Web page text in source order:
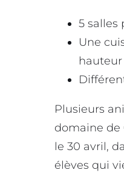
5 salles
Une
Plusieurs
domaine de
le 30 avril,
élèves qui